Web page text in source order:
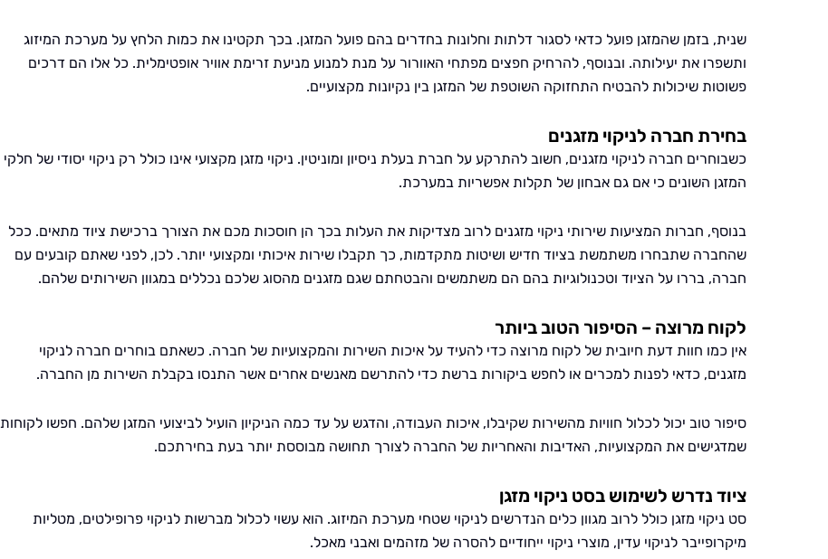
שנית, בזמן שהמזגן פועל כדאי לסגור דלתות וחלונות בחדרים בהם פועל המזגן. בכך תקטינו את כמות הלחץ על מערכת המיזוג
ותשפרו את יעילותה. ובנוסף, להרחיק חפצים מפתחי האוורור על מנת למנוע מניעת זרימת אוויר אופטימלית. כל אלו הם דרכים
פשוטות שיכולות להבטיח התחזוקה השוטפת של המזגן בין נקיונות מקצועיים.
בחירת חברה לניקוי מזגנים
כשבוחרים חברה לניקוי מזגנים, חשוב להתרקע על חברת בעלת ניסיון ומוניטין. ניקוי מזגן מקצועי אינו כולל רק ניקוי יסודי של חלקי
המזגן השונים כי אם גם אבחון של תקלות אפשריות במערכת.
בנוסף, חברות המציעות שירותי ניקוי מזגנים לרוב מצדיקות את העלות בכך הן חוסכות מכם את הצורך ברכישת ציוד מתאים. ככל
שהחברה שתבחרו משתמשת בציוד חדיש ושיטות מתקדמות, כך תקבלו שירות איכותי ומקצועי יותר. לכן, לפני שאתם קובעים עם
חברה, בררו על הציוד וטכנולוגיות בהם הם משתמשים והבטחתם שגם מזגנים מהסוג שלכם נכללים במגוון השירותים שלהם.
לקוח מרוצה – הסיפור הטוב ביותר
אין כמו חוות דעת חיובית של לקוח מרוצה כדי להעיד על איכות השירות והמקצועיות של חברה. כשאתם בוחרים חברה לניקוי
מזגנים, כדאי לפנות למכרים או לחפש ביקורות ברשת כדי להתרשם מאנשים אחרים אשר התנסו בקבלת השירות מן החברה.
סיפור טוב יכול לכלול חוויות מהשירות שקיבלו, איכות העבודה, והדגש על עד כמה הניקיון הועיל לביצועי המזגן שלהם. חפשו לקוחות
שמדגישים את המקצועיות, האדיבות והאחריות של החברה לצורך תחושה מבוססת יותר בעת בחירתכם.
ציוד נדרש לשימוש בסט ניקוי מזגן
סט ניקוי מזגן כולל לרוב מגוון כלים הנדרשים לניקוי שטחי מערכת המיזוג. הוא עשוי לכלול מברשות לניקוי פרופילטים, מטליות
מיקרופייבר לניקוי עדין, מוצרי ניקוי ייחודיים להסרה של מזהמים ואבני מאכל.